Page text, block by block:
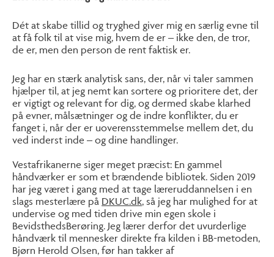
Dét at skabe tillid og tryghed giver mig en særlig evne til
at få folk til at vise mig, hvem de er – ikke den, de tror,
de er, men den person de rent faktisk er.
Jeg har en stærk analytisk sans, der, når vi taler sammen
hjælper til, at jeg nemt kan sortere og prioritere det, der
er vigtigt og relevant for dig, og dermed skabe klarhed
på evner, målsætninger og de indre konflikter, du er
fanget i, når der er uoverensstemmelse mellem det, du
ved inderst inde – og dine handlinger.
Vestafrikanerne siger meget præcist: En gammel
håndværker er som et brændende bibliotek. Siden 2019
har jeg været i gang med at tage læreruddannelsen i en
slags mesterlære på DKUC.dk, så jeg har mulighed for at
undervise og med tiden drive min egen skole i
BevidsthedsBerøring. Jeg lærer derfor det uvurderlige
håndværk til mennesker direkte fra kilden i BB-metoden,
Bjørn Herold Olsen, før han takker af